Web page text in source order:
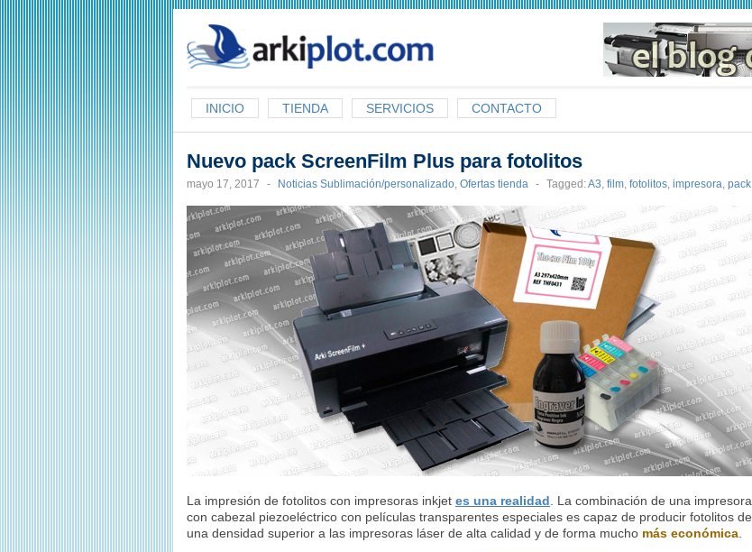
INICIO TIENDA SERVICIOS CONTACTO
Nuevo pack ScreenFilm Plus para fotolitos
mayo 17, 2017 - Noticias Sublimación/personalizado, Ofertas tienda - Tagged:A3, film, fotolitos, impresora, pack
La impresión de fotolitos con impresoras inkjet es una realidad . La combinación de una impresora
con cabezal piezoeléctrico con películas transparentes especiales es capaz de producir fotolitos de
una densidad superior a las impresoras láser de alta calidad y de forma mucho más económica